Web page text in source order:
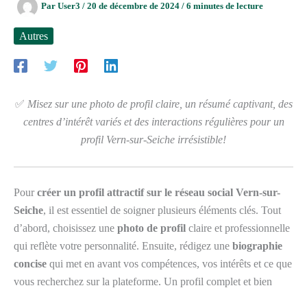
Par User3 / 20 de décembre de 2024 / 6 minutes de lecture
Autres
✅ Misez sur une photo de profil claire, un résumé captivant, des
centres d’intérêt variés et des interactions régulières pour un
profil Vern-sur-Seiche irrésistible!
Pour créer un profil attractif sur le réseau social Vern-sur-
Seiche, il est essentiel de soigner plusieurs éléments clés. Tout
d’abord, choisissez une photo de profil claire et professionnelle
qui reflète votre personnalité. Ensuite, rédigez une biographie
concise qui met en avant vos compétences, vos intérêts et ce que
vous recherchez sur la plateforme. Un profil complet et bien